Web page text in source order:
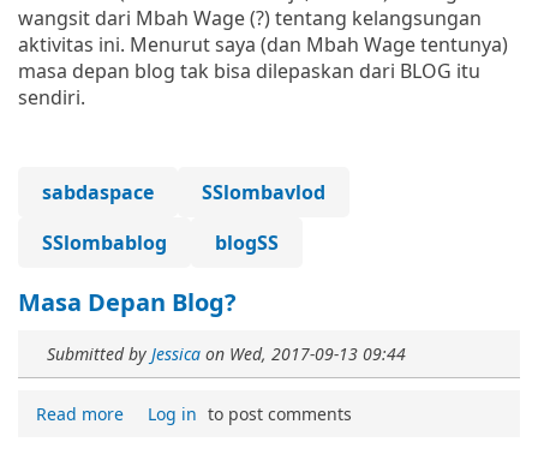
wangsit dari Mbah Wage (?) tentang kelangsungan
aktivitas ini. Menurut saya (dan Mbah Wage tentunya)
masa depan blog tak bisa dilepaskan dari BLOG itu
sendiri.
sabdaspace
SSlombavlod
SSlombablog
blogSS
Masa Depan Blog?
Submitted by Jessica on Wed, 2017-09-13 09:44
Read more Log in to post comments